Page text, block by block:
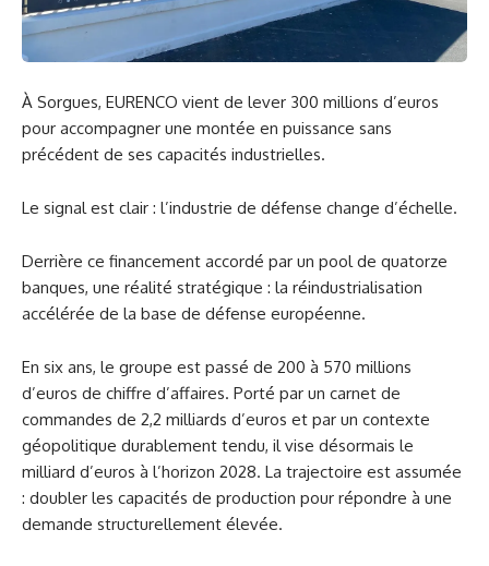
À Sorgues, EURENCO vient de lever 300 millions d’euros
pour accompagner une montée en puissance sans
précédent de ses capacités industrielles.
Le signal est clair : l’industrie de défense change d’échelle.
Derrière ce financement accordé par un pool de quatorze
banques, une réalité stratégique : la réindustrialisation
accélérée de la base de défense européenne.
En six ans, le groupe est passé de 200 à 570 millions
d’euros de chiffre d’affaires. Porté par un carnet de
commandes de 2,2 milliards d’euros et par un contexte
géopolitique durablement tendu, il vise désormais le
milliard d’euros à l’horizon 2028. La trajectoire est assumée
: doubler les capacités de production pour répondre à une
demande structurellement élevée.